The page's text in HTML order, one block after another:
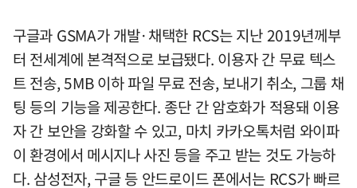
구글과 GSMA가 개발·채택한 RCS는 지난 2019년께부
터 전세계에 본격적으로 보급됐다. 이용자 간 무료 텍스
트 전송, 5MB 이하 파일 무료 전송, 보내기 취소, 그룹 채
팅 등의 기능을 제공한다. 종단 간 암호화가 적용돼 이용
자 간 보안을 강화할 수 있고, 마치 카카오톡처럼 와이파
이 환경에서 메시지나 사진 등을 주고 받는 것도 가능하
다. 삼성전자, 구글 등 안드로이드 폰에서는 RCS가 빠르